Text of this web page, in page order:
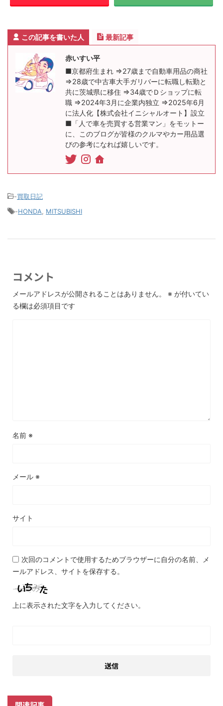
この記事を書いた人 最新記事
赤いすい平
■京都府生まれ ⇒27歳まで自動車用品の商社
⇒28歳で中古車大手ガリバーに転職し転勤と
共に茨城県に移住 ⇒34歳でＤショップに転
職 ⇒2024年3月に企業内独立 ⇒2025年6月
に法人化【株式会社イニシャルオート】設立
■「人で車を売買する営業マン」をモットー
に、このブログが皆様のクルマやカー用品選
びの参考になれば嬉しいです。
-買取日記
-HONDA MITSUBISHI
コメント
メールアドレスが公開されることはありません。 ※ が付いてい
る欄は必須項目です
名前 ※
メール ※
サイト
次回のコメントで使用するためブラウザーに自分の名前、メ
ールアドレス、サイトを保存する。
上に表示された文字を入力してください。